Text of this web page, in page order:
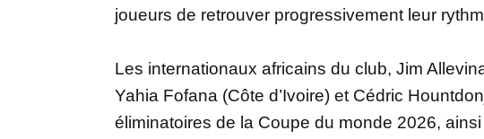
joueurs de retrouver progressivement leur
Les internationaux africains du club, Jim
Yahia Fofana (Côte d’Ivoire) et Cédric
éliminatoires de la Coupe du monde 2026,